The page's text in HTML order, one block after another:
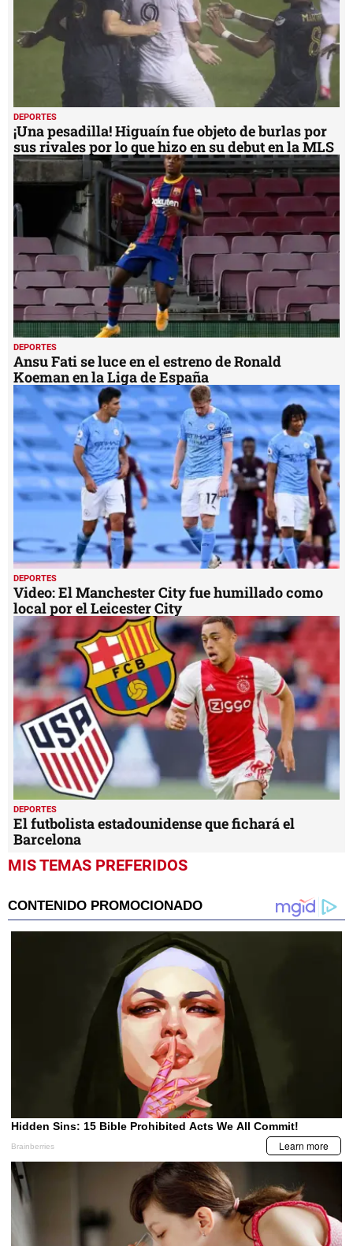
DEPORTES
¡Una pesadilla! Higuaín fue objeto de burlas por
sus rivales por lo que hizo en su debut en la MLS
DEPORTES
Ansu Fati se luce en el estreno de Ronald
Koeman en la Liga de España
DEPORTES
Video: El Manchester City fue humillado como
local por el Leicester City
DEPORTES
El futbolista estadounidense que fichará el
Barcelona
MIS TEMAS PREFERIDOS